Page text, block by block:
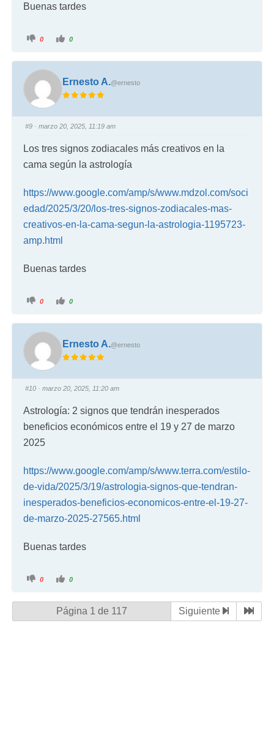
Buenas tardes
0 0
Ernesto A.@ernesto
#9 · marzo 20, 2025, 11:19 am
Los tres signos zodiacales más creativos en la
cama según la astrología
https://www.google.com/amp/s/www.mdzol.com/soci
edad/2025/3/20/los-tres-signos-zodiacales-mas-
creativos-en-la-cama-segun-la-astrologia-1195723-
amp.html
Buenas tardes
0 0
Ernesto A.@ernesto
#10 · marzo 20, 2025, 11:20 am
Astrología: 2 signos que tendrán inesperados
beneficios económicos entre el 19 y 27 de marzo
2025
https://www.google.com/amp/s/www.terra.com/estilo-
de-vida/2025/3/19/astrologia-signos-que-tendran-
inesperados-beneficios-economicos-entre-el-19-27-
de-marzo-2025-27565.html
Buenas tardes
0 0
Página 1 de 117 Siguiente